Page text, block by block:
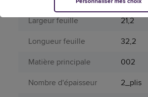
Largeur feuille
21,2
Longueur feuille
32,2
Matière principale
002
Nombre d'épaisseur
2_plis